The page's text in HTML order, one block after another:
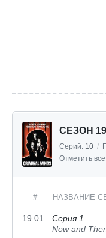
СЕЗОН 19
Серий: 10 /
Отметить
# НАЗВАНИЕ
19.01
Серия 1
Now and